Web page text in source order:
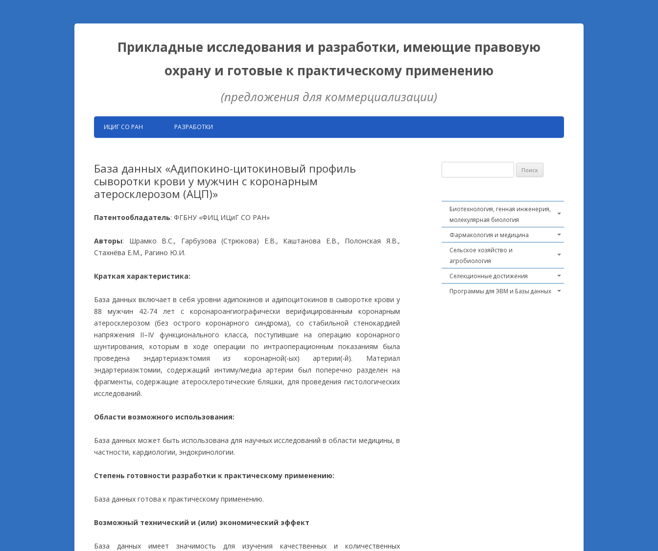
Прикладные исследования и разработки, имеющие правовую
охрану и готовые к практическому применению
(предложения для коммерциализации)
Skip
ИЦИГ СО РАН РАЗРАБОТКИ
БИОКОЛЛЕКЦИИ
ДОМЕСТИКАЦИОННАЯ МОДЕЛЬ
База данных «Адипокино-цитокиновый профиль
сыворотки крови у мужчин с коронарным
атеросклерозом (АЦП)»
Патентообладатель: ФГБНУ «ФИЦ ИЦиГ СО РАН»
Авторы: Шрамко В.С., Гарбузова (Стрюкова) Е.В., Каштанова Е.В., Полонская Я.В.,
Стахнёва Е.М., Рагино Ю.И.
Краткая характеристика:
База данных включает в себя уровни адипокинов и адипоцитокинов в сыворотке крови у
88 мужчин 42-74 лет с коронароангиографически верифицированным коронарным
атеросклерозом (без острого коронарного синдрома), со стабильной стенокардией
напряжения II–IV функционального класса, поступившие на операцию коронарного
шунтирования, которым в ходе операции по интраоперационным показаниям была
проведена эндартериаэктомия из коронарной(-ых) артерии(-й). Материал
эндартериаэктомии, содержащий интиму/медиа артерии был поперечно разделен на
фрагменты, содержащие атеросклеротические бляшки, для проведения гистологических
исследований.
Области возможного использования:
База данных может быть использована для научных исследований в области медицины, в
частности, кардиологии, эндокринологии.
Степень готовности разработки к практическому применению:
База данных готова к практическому применению.
Возможный технический и (или) экономический эффект
База данных имеет значимость для изучения качественных и количественных
Биотехнология, генная инженерия,
молекулярная биология
Фармакология и медицина
Сельское хозяйство и
агробиология
Селекционные достижения
Программы для ЭВМ и Базы данных